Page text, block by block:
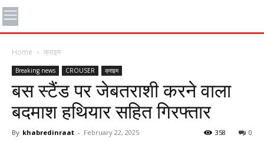
Home क्राइम
Breaking news CROUSER क्राइम
बस स्टैंड पर जेबतराशी करने वाला
बदमाश हथियार सहित गिरफ्तार
By khabredinraat - February 22, 2025 0
358